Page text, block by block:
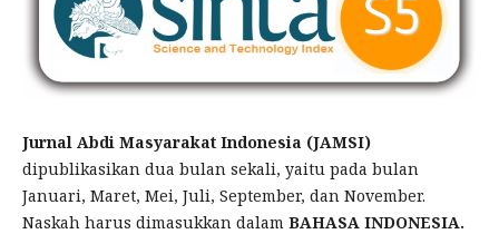
Jurnal Abdi Masyarakat Indonesia (JAMSI)
dipublikasikan dua bulan sekali, yaitu pada bulan
Januari, Maret, Mei, Juli, September, dan November.
Naskah harus dimasukkan dalam BAHASA INDONESIA.